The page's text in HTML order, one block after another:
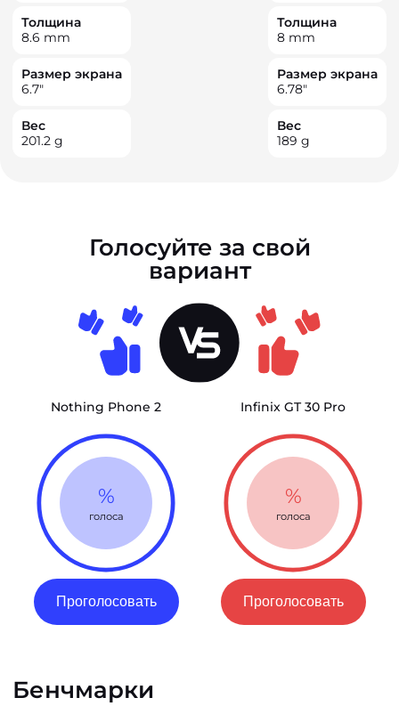
Толщина
8.6 mm
Размер экрана
6.7"
Вес
201.2 g
Толщина
8 mm
Размер экрана
6.78"
Вес
189 g
Голосуйте за свой
вариант
Nothing Phone 2
%
голоса
Проголосовать
Infinix GT 30 Pro
%
голоса
Проголосовать
Бенчмарки